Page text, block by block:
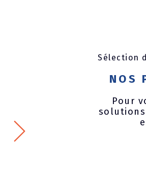
Sélection
NOS
Pour